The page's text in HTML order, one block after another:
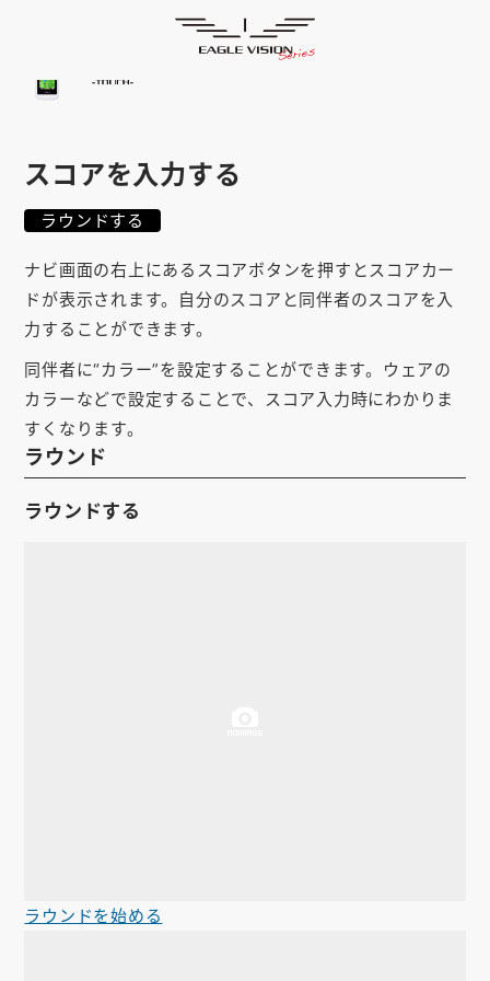
ゴルフナビ
ピンポジ君PIN POSITION
対応コース COURSE
EVステーションUPDATE
取扱い店舗SHOP
サポートSUPPORT
お知らせ
使用方法
スコアを入力する
ラウンドする
ナビ画面の右上にあるスコアボタンを押すとスコアカー
ドが表示されます。自分のスコアと同伴者のスコアを入
力することができます。
同伴者に“カラー”を設定することができます。ウェアの
カラーなどで設定することで、スコア入力時にわかりま
すくなります。
ラウンド
ラウンドする
ラウンドを始める